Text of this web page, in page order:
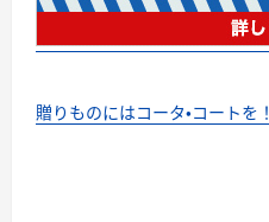
贈りものにはコータ・コートを！